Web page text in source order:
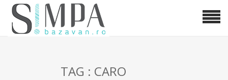
TAG : CARO